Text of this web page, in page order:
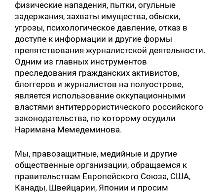
физические нападения, пытки, огульные
задержания, захваты имущества, обыски,
угрозы, психологическое давление, отказ в
доступе к информации и другие формы
препятствования журналистской деятельности.
Одним из главных инструментов
преследования гражданских активистов,
блоггеров и журналистов на полуострове,
является использование оккупационными
властями антитеррористического российского
законодательства, по которому осудили
Наримана Мемедеминова.
Мы, правозащитные, медийные и другие
общественные организации, обращаемся к
правительствам Европейского Союза, США,
Канады, Швейцарии, Японии и просим